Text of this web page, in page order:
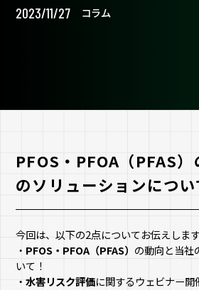
2023/11/27 コラム
PFOS・PFOA（PFAS
のソリューションについ
今回は、以下の2点についてお伝えします
・ PFOS・PFOA（PFAS） の動向と当社
いて！
・水害リスク評価に関するウェビナー開